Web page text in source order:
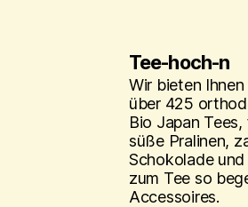
Tee-hoch-n
Wir bieten
über 425
Bio Japan
süße Pralinen,
Schokolade
zum Tee so
Accessoires.